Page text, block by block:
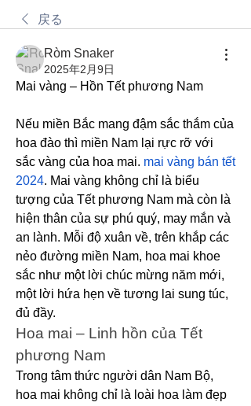
戻る
Ròm Snaker
2025年2月9日
Mai vàng – Hồn Tết phương Nam
Nếu miền Bắc mang đậm sắc thắm của
hoa đào thì miền Nam lại rực rỡ với
sắc vàng của hoa mai. mai vàng bán tết
2024. Mai vàng không chỉ là biểu
tượng của Tết phương Nam mà còn là
hiện thân của sự phú quý, may mắn và
an lành. Mỗi độ xuân về, trên khắp các
nẻo đường miền Nam, hoa mai khoe
sắc như một lời chúc mừng năm mới,
một lời hứa hẹn về tương lai sung túc,
đủ đầy.
Hoa mai – Linh hồn của Tết
phương Nam
Trong tâm thức người dân Nam Bộ,
hoa mai không chỉ là loài hoa làm đẹp